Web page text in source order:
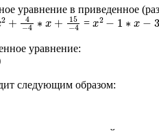
уравнение в приведенное
2+4−4∗x+15 −4 =x2−1∗x−
уравнение:
следующим образом: